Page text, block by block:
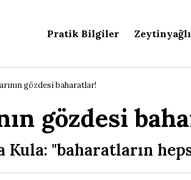
Pratik Bilgiler
gözdesi baharatlar!
gözdesi
Kula: "baharatların